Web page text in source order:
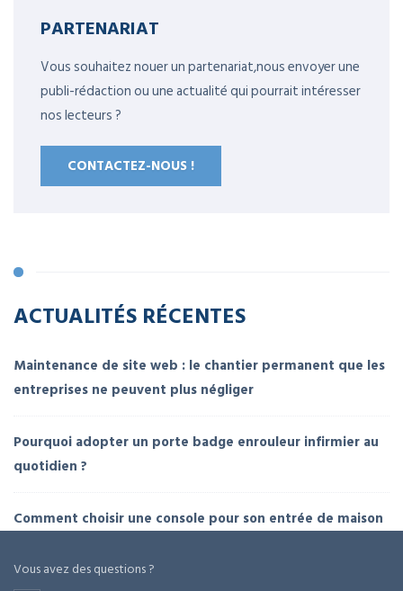
PARTENARIAT
Vous souhaitez nouer un partenariat,nous envoyer une
publi-rédaction ou une actualité qui pourrait intéresser
nos lecteurs ?
CONTACTEZ-NOUS !
ACTUALITÉS RÉCENTES
Maintenance de site web : le chantier permanent que les
entreprises ne peuvent plus négliger
Pourquoi adopter un porte badge enrouleur infirmier au
quotidien ?
Comment choisir une console pour son entrée de maison
Vous avez des questions ?